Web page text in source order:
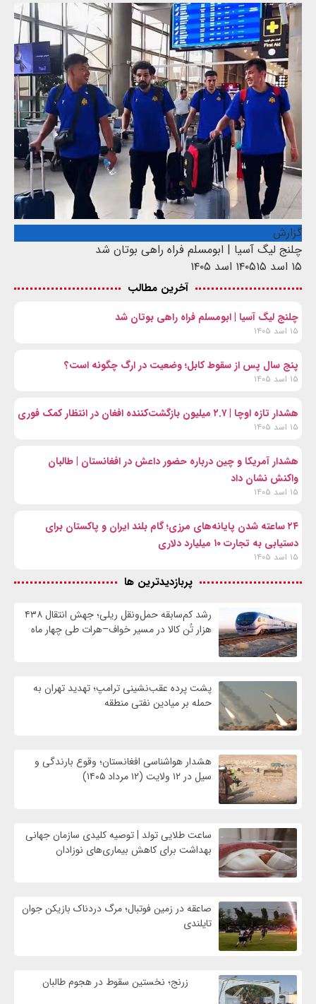
گزارش
چلنج لیگ آسیا | ابومسلم فراه راهی بوتان شد
۱۵ اسد ۱۴۰۵
۱۵ اسد ۱۴۰۵
آخرین مطالب
چلنج لیگ آسیا | ابومسلم فراه راهی بوتان شد
۱۵ اسد ۱۴۰۵
پنج سال پس از سقوط کابل؛ وضعیت در ارگ چگونه است؟
۱۵ اسد ۱۴۰۵
هشدار تازه اوچا | ۲.۷ میلیون بازگشت‌کننده افغان در انتظار کمک فوری
۱۵ اسد ۱۴۰۵
هشدار آمریکا و چین درباره حضور داعش در افغانستان | طالبان
واکنش نشان داد
۱۵ اسد ۱۴۰۵
۲۴ ساعته شدن پایانه‌های مرزی؛ گام بلند ایران و پاکستان برای
دستیابی به تجارت ۱۰ میلیارد دلاری
۱۵ اسد ۱۴۰۵
پربازدیدترین ها
رشد کم‌سابقه حمل‌ونقل ریلی؛ جهش انتقال ۴۳۸
هزار تُن کالا در مسیر خواف–هرات طی چهار ماه
پشت پرده عقب‌نشینی ترامپ؛ تهدید تهران به
حمله بر ميادين نفتی منطقه
هشدار هواشناسی افغانستان؛ وقوع بارندگی و
سیل در ۱۲ ولایت (۱۲ مرداد ۱۴۰۵)
ساعت طلایی تولد | توصیه کلیدی سازمان جهانی
بهداشت برای کاهش بیماری‌های نوزادان
صاعقه در زمین فوتبال؛ مرگ دردناک بازیکن جوان
تایلندی
زرنج؛ نخستین سقوط در هجوم طالبان